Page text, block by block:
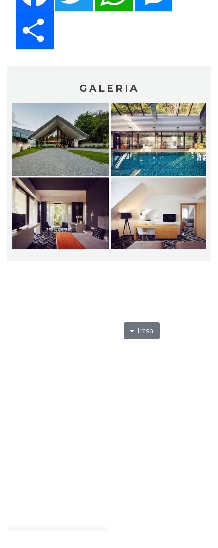
GALERIA
Trasa